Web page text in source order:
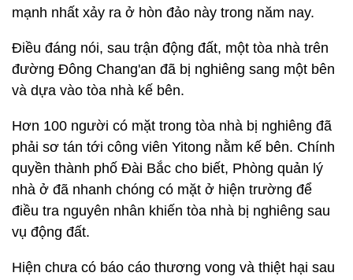
mạnh nhất xảy ra ở hòn đảo này trong năm nay.
Điều đáng nói, sau trận động đất, một tòa nhà trên
đường Đông Chang'an đã bị nghiêng sang một bên
và dựa vào tòa nhà kế bên.
Hơn 100 người có mặt trong tòa nhà bị nghiêng đã
phải sơ tán tới công viên Yitong nằm kế bên. Chính
quyền thành phố Đài Bắc cho biết, Phòng quản lý
nhà ở đã nhanh chóng có mặt ở hiện trường để
điều tra nguyên nhân khiến tòa nhà bị nghiêng sau
vụ động đất.
Hiện chưa có báo cáo thương vong và thiệt hại sau